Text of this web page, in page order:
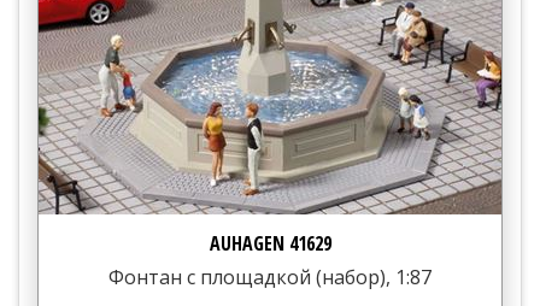
AUHAGEN 41629
Фонтан с площадкой (набор), 1:87